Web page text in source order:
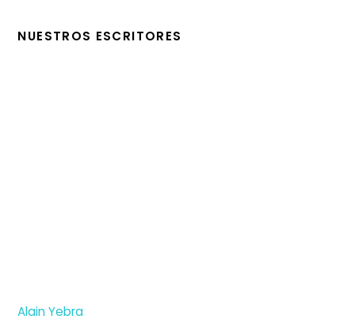
NUESTROS ESCRITORES
Alain Yebra